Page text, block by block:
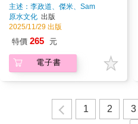
主述：李政道、傑米、Sam
Chang、阿翰等;撰文：吳立萍
原水文化 出版
2025/11/29 出版
特價 265 元
電子書
1 2 3